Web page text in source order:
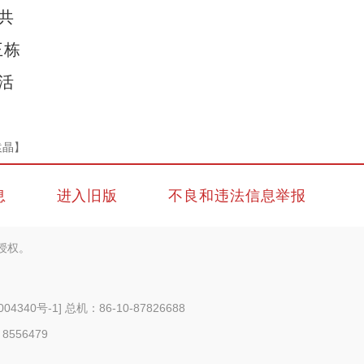
】
进入旧版 不良和违法信息举报
。
号-1] 总机：86-10-87826688
/ 8556479